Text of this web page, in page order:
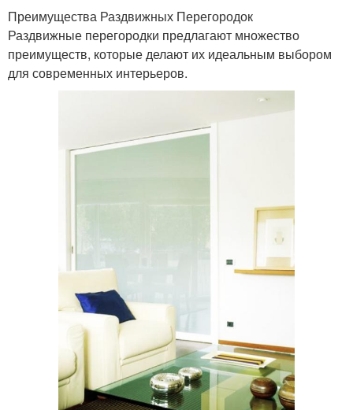
Преимущества Раздвижных Перегородок
Раздвижные перегородки предлагают множество
преимуществ, которые делают их идеальным выбором
для современных интерьеров.